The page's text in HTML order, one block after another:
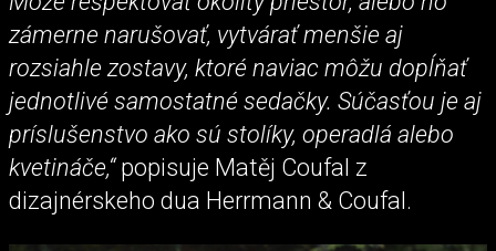
zámerne narušovať, vytvárať menšie aj
rozsiahle zostavy, ktoré naviac môžu dopĺňať
jednotlivé samostatné sedačky. Súčasťou je aj
príslušenstvo ako sú stolíky, operadlá alebo
kvetináče,“popisuje Matěj Coufal z
dizajnérskeho dua Herrmann & Coufal.